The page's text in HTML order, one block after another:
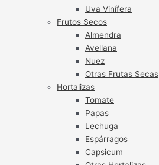
Uva Vinífera
Frutos Secos
Almendra
Avellana
Nuez
Otras Frutas Secas
Hortalizas
Tomate
Papas
Lechuga
Espárragos
Capsicum